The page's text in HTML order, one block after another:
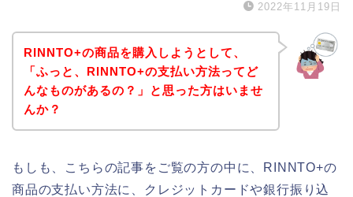
2022年11月19日
RINNTO+の商品を購入しようとして、
「ふっと、RINNTO+の支払い方法ってど
んなものがあるの？」と思った方はいませ
んか？
もしも、こちらの記事をご覧の方の中に、RINNTO+の
商品の支払い方法に、クレジットカードや銀行振り込